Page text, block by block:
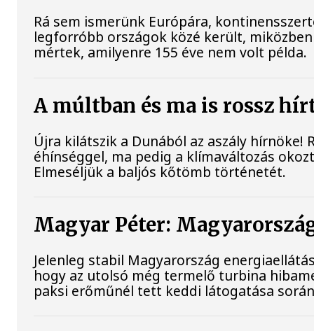
Rá sem ismerünk Európára,
legforróbb országok közé került,
mértek, amilyenre 155 éve nem volt példa.
A múltban és ma is rossz
Újra kilátszik a Dunából az aszály
éhínséggel, ma pedig a klímaváltozás
Elmeséljük a baljós kőtömb történetét.
Magyar Péter:
Jelenleg stabil Magyarország
hogy az utolsó még termelő turbina
paksi erőműnél tett keddi látogatása